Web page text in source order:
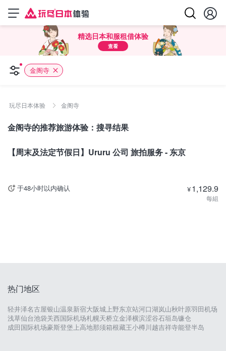
精选日本和服租借体验
查看
金阁寺
玩尽日本体验 金阁寺
金阁寺的推荐旅游体验：搜寻结果
东京
【周末及法定节假日】Ururu 公司 旅拍服务 - 东京
于48小时以内确认 ¥1,129.9
每組
热门地区
轻井泽名古屋银山温泉新宿大阪城 上野东京站河口湖岚山秋叶原羽田机场
浅草仙台池袋关西国际机场札幌天桥立金泽横滨涩谷石垣岛镰仓
成田国际机场豪斯登堡 上高地那须箱根藏王小樽川越吉祥寺能登半岛